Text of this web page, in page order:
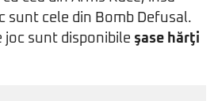
sunt cele din Bomb Defusal.
joc sunt disponibile şase hărţi